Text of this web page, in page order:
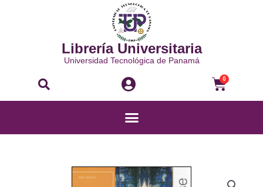
Librería Universitaria
Universidad Tecnológica de Panamá
Buscar 0
Menú